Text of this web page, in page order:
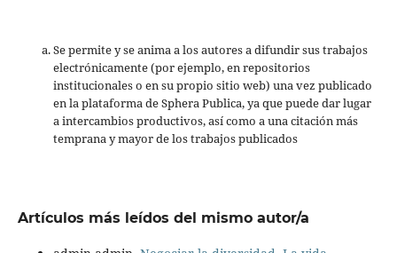
Se permite y se anima a los autores a difundir sus trabajos
electrónicamente (por ejemplo, en repositorios
institucionales o en su propio sitio web) una vez publicado
en la plataforma de Sphera Publica, ya que puede dar lugar
a intercambios productivos, así como a una citación más
temprana y mayor de los trabajos publicados
Artículos más leídos del mismo autor/a